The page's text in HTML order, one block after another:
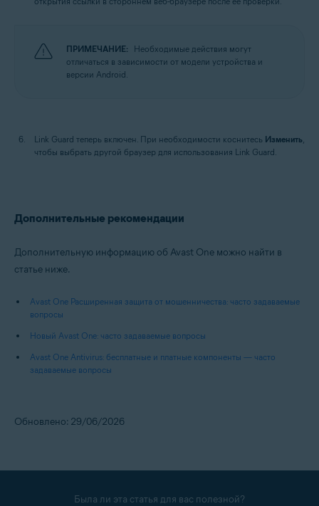
ПРИМЕЧАНИЕ:
Необходимые действия могут
отличаться в зависимости от модели устройства и
версии Android.
Link Guard теперь включен. При необходимости коснитесь Изменить,
чтобы выбрать другой браузер для использования Link Guard.
Дополнительные рекомендации
Дополнительную информацию об Avast One можно найти в
статье ниже.
Avast One Расширенная защита от мошенничества: часто задаваемые
вопросы
Новый Avast One: часто задаваемые вопросы
Avast One Antivirus: бесплатные и платные компоненты — часто
задаваемые вопросы
Обновлено: 29/06/2026
Была ли эта статья для вас полезной?